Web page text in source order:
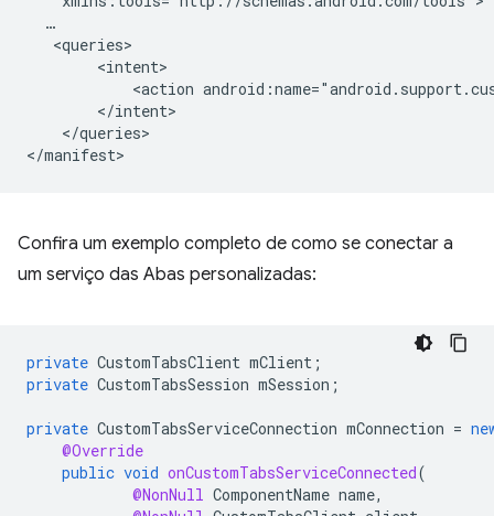
<action
</queries>
Confira um exemplo completo de como se conectar a
um serviço das Abas personalizadas:
private CustomTabsClient mClient ;
private CustomTabsSession mSession ;
private CustomTabsServiceConnection mConnection =
@Override
public void onCustomTabsServiceConnected(
@NonNull ComponentName name,